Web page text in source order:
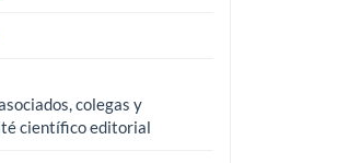
colegas y
científico editorial